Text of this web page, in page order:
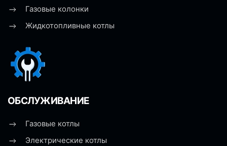
Газовые колонки
Жидкотопливные котлы
ОБСЛУЖИВАНИЕ
Газовые котлы
Электрические котлы